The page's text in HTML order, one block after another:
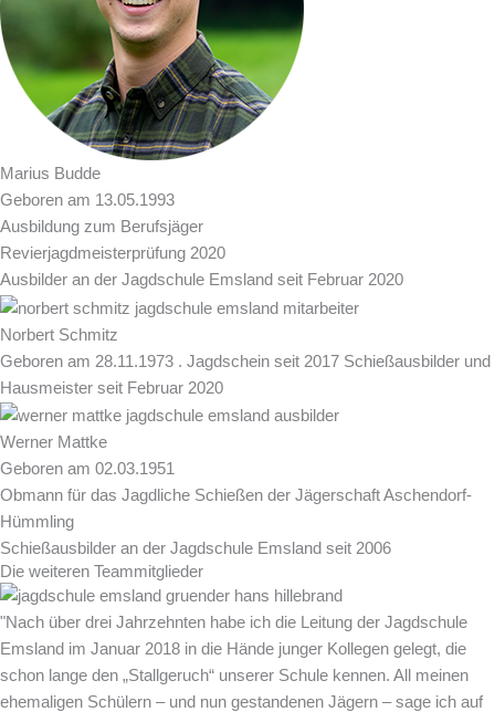
Marius Budde
Geboren am 13.05.1993
Ausbildung zum Berufsjäger
Revierjagdmeisterprüfung 2020
Ausbilder an der Jagdschule Emsland seit Februar 2020
Norbert Schmitz
Geboren am 28.11.1973 . Jagdschein seit 2017 Schießausbilder und
Hausmeister seit Februar 2020
Werner Mattke
Geboren am 02.03.1951
Obmann für das Jagdliche Schießen der Jägerschaft Aschendorf-
Hümmling
Schießausbilder an der Jagdschule Emsland seit 2006
Die weiteren Teammitglieder
"Nach über drei Jahrzehnten habe ich die Leitung der Jagdschule
Emsland im Januar 2018 in die Hände junger Kollegen gelegt, die
schon lange den „Stallgeruch“ unserer Schule kennen. All meinen
ehemaligen Schülern – und nun gestandenen Jägern – sage ich auf